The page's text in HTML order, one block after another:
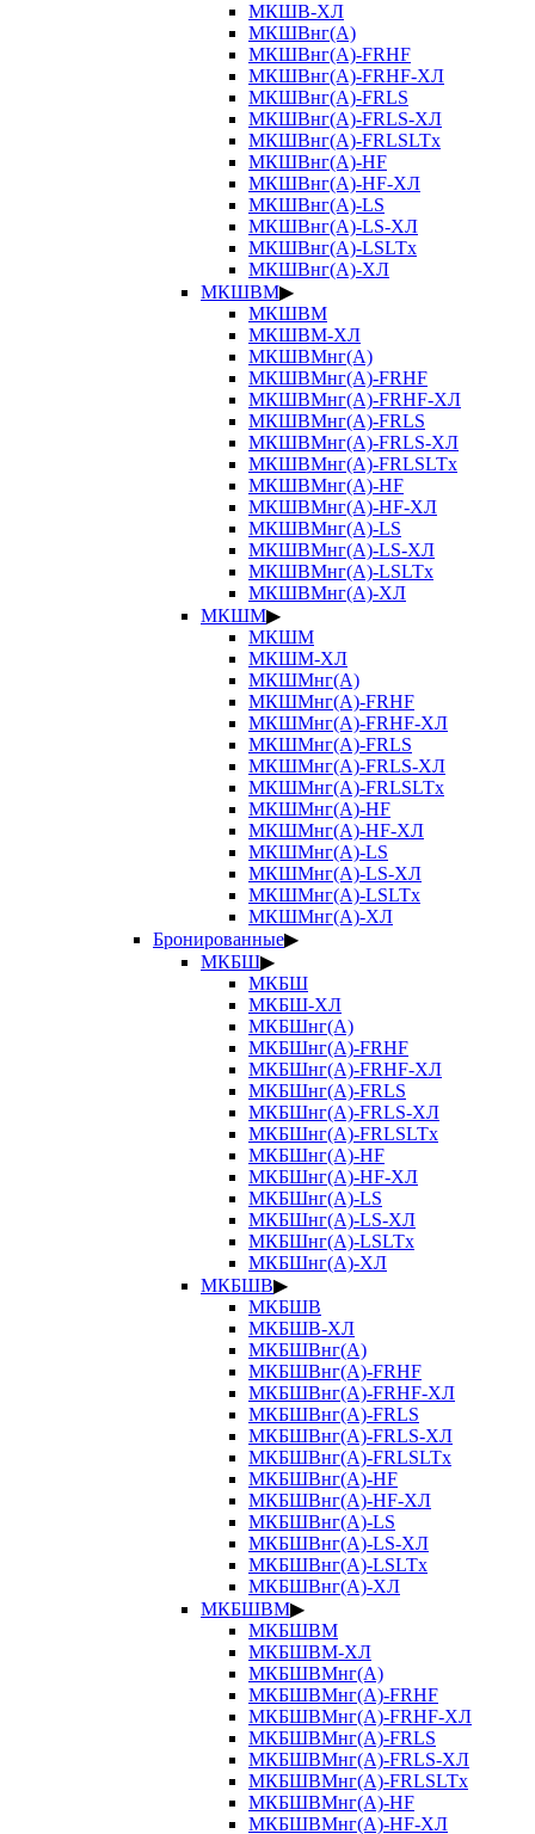
МКШВ-ХЛ
МКШВнг(А)
МКШВнг(А)-FRHF
МКШВнг(А)-FRHF-ХЛ
МКШВнг(А)-FRLS
МКШВнг(А)-FRLS-ХЛ
МКШВнг(А)-FRLSLTx
МКШВнг(А)-HF
МКШВнг(А)-HF-ХЛ
МКШВнг(А)-LS
МКШВнг(А)-LS-ХЛ
МКШВнг(А)-LSLTx
МКШВнг(А)-ХЛ
МКШВМ▶
МКШВМ
МКШВМ-ХЛ
МКШВМнг(А)
МКШВМнг(А)-FRHF
МКШВМнг(А)-FRHF-ХЛ
МКШВМнг(А)-FRLS
МКШВМнг(А)-FRLS-ХЛ
МКШВМнг(А)-FRLSLTx
МКШВМнг(А)-HF
МКШВМнг(А)-HF-ХЛ
МКШВМнг(А)-LS
МКШВМнг(А)-LS-ХЛ
МКШВМнг(А)-LSLTx
МКШВМнг(А)-ХЛ
МКШМ▶
МКШМ
МКШМ-ХЛ
МКШМнг(А)
МКШМнг(А)-FRHF
МКШМнг(А)-FRHF-ХЛ
МКШМнг(А)-FRLS
МКШМнг(А)-FRLS-ХЛ
МКШМнг(А)-FRLSLTx
МКШМнг(А)-HF
МКШМнг(А)-HF-ХЛ
МКШМнг(А)-LS
МКШМнг(А)-LS-ХЛ
МКШМнг(А)-LSLTx
МКШМнг(А)-ХЛ
Бронированные▶
МКБШ▶
МКБШ
МКБШ-ХЛ
МКБШнг(А)
МКБШнг(А)-FRHF
МКБШнг(А)-FRHF-ХЛ
МКБШнг(А)-FRLS
МКБШнг(А)-FRLS-ХЛ
МКБШнг(А)-FRLSLTx
МКБШнг(А)-HF
МКБШнг(А)-HF-ХЛ
МКБШнг(А)-LS
МКБШнг(А)-LS-ХЛ
МКБШнг(А)-LSLTx
МКБШнг(А)-ХЛ
МКБШВ▶
МКБШВ
МКБШВ-ХЛ
МКБШВнг(А)
МКБШВнг(А)-FRHF
МКБШВнг(А)-FRHF-ХЛ
МКБШВнг(А)-FRLS
МКБШВнг(А)-FRLS-ХЛ
МКБШВнг(А)-FRLSLTx
МКБШВнг(А)-HF
МКБШВнг(А)-HF-ХЛ
МКБШВнг(А)-LS
МКБШВнг(А)-LS-ХЛ
МКБШВнг(А)-LSLTx
МКБШВнг(А)-ХЛ
МКБШВМ▶
МКБШВМ
МКБШВМ-ХЛ
МКБШВМнг(А)
МКБШВМнг(А)-FRHF
МКБШВМнг(А)-FRHF-ХЛ
МКБШВМнг(А)-FRLS
МКБШВМнг(А)-FRLS-ХЛ
МКБШВМнг(А)-FRLSLTx
МКБШВМнг(А)-HF
МКБШВМнг(А)-HF-ХЛ